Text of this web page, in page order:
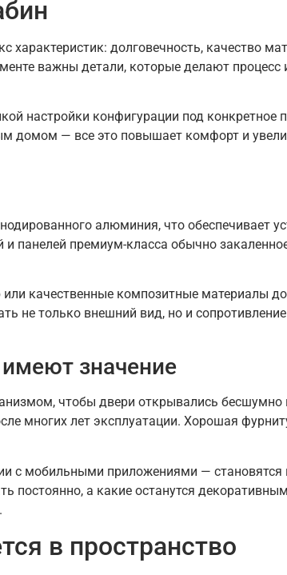
характеристик: долговечность, качество
важны детали, которые делают процесс
настройки конфигурации под конкретное
домом — все это повышает комфорт и
алюминия, что обеспечивает
панелей премиум-класса обычно
качественные композитные материалы
не только внешний вид, но и
значение
чтобы двери открывались бесшумно
многих лет эксплуатации. Хорошая
с мобильными приложениями —
постоянно, а какие останутся
в пространство